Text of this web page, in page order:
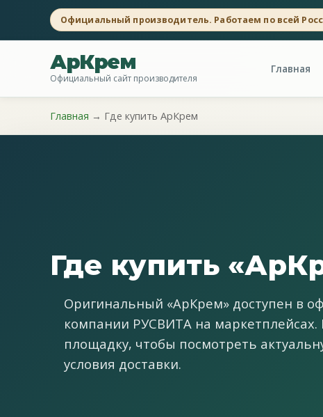
Официальный производитель. Работаем по всей
АрКрем
Официальный сайт производителя
Главная
Главная → Где купить АрКрем
Где купить
Оригинальный «АрКрем» доступен в
компании РУСВИТА на
площадку, чтобы посмотреть
условия доставки.